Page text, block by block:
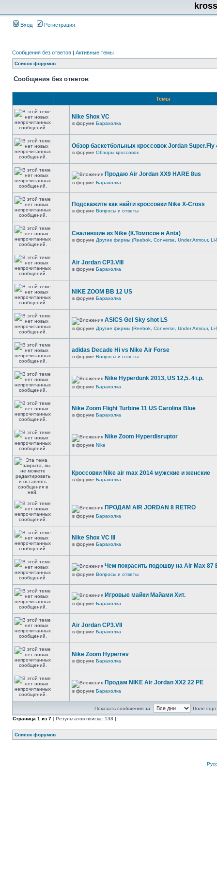
Вход Регистрация
Сообщения без ответов | Активные темы
Список форумов
Сообщения без ответов
Темы
Nike Shox VC
в форуме Барахолка
Обзор баскетбольных кроссовок Jordan Super.Fly
в форуме Обзоры кроссовок
Продаю Air Jordan XX9 HARE 8us
в форуме Барахолка
Подскажите как найти кроссовки Nike X-Cross
в форуме Вопросы и ответы
Свалившие из Nike (К.Томпсон в Anta)
в форуме Другие фирмы (Reebok, Converse, Under Armour, Li-
Air Jordan CP3.VIII
в форуме Барахолка
NIKE ZOOM BB 12 US
в форуме Барахолка
ASICS Gel Sky shot LS
в форуме Другие фирмы (Reebok, Converse, Under Armour, Li-
adidas Decade Hi vs Nike Air Forse
в форуме Вопросы и ответы
Nike Hyperdunk 2013, US 12,5. 4т.р.
в форуме Барахолка
Nike Zoom Flight Turbine 11 US Carolina Blue
в форуме Барахолка
Nike Zoom Hyperdisruptor
в форуме Nike
Кроссовки Nike air max 2014 мужские и женские
в форуме Барахолка
ПРОДАМ AIR JORDAN 8 RETRO
в форуме Барахолка
Nike Shox VC III
в форуме Барахолка
Чем покрасить подошву на Air Max 87
в форуме Вопросы и ответы
Игровые майки Майами Хит.
в форуме Барахолка
Air Jordan CP3.VII
в форуме Барахолка
Nike Zoom Hyperrev
в форуме Барахолка
Продам NIKE Air Jordan XX2 22 PE
в форуме Барахолка
Показать сообщения за:
Поле
Страница 1 из 7 [ Результатов поиска: 138 ]
Список форумов